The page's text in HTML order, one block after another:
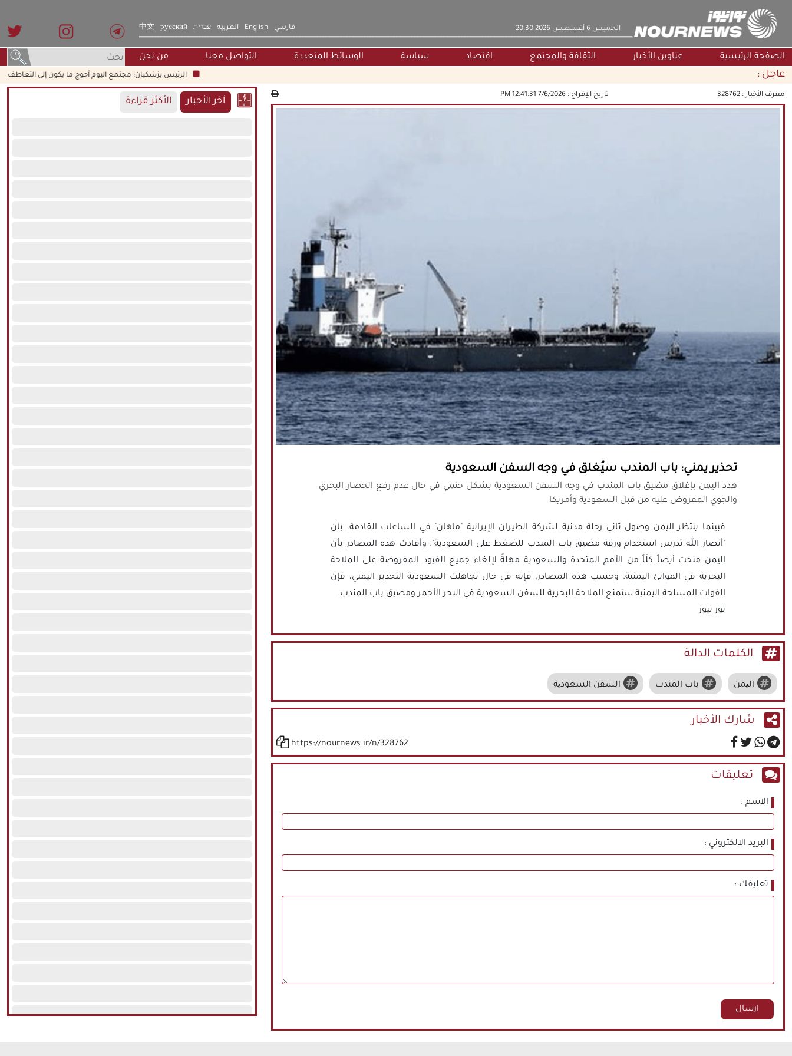
‫‫الخميس‬‬ 6 أغسطس 2026 20:30 فارسي English العربيه עברית русский
中文
الصفحة الرئيسية عناوين الأخبار الثقافة والمجتمع اقتصاد سياسة الوسائط المتعددة التواصل معنا من نحن
عاجل : الرئيس بزشكيان: مجتمع اليوم أحوج ما يكون إلى التعاطف
معرف الأخبار : 328762 تاريخ الإفراج : 7/6/2026 12:41:31 PM
تحذير يمني: باب المندب سيُغلق في وجه السفن السعودية
هدد اليمن بإغلاق مضيق باب المندب في وجه السفن السعودية بشكل حتمي في حال عدم رفع الحصار البحري
والجوي المفروض عليه من قبل السعودية وأمريكا
فبينما ينتظر اليمن وصول ثاني رحلة مدنية لشركة الطيران الإيرانية "ماهان" في الساعات القادمة، بأن
"أنصار الله تدرس استخدام ورقة مضيق باب المندب للضغط على السعودية". وأفادت هذه المصادر بأن
اليمن منحت أيضاً كلّاً من الأمم المتحدة والسعودية مهلةً لإلغاء جميع القيود المفروضة على الملاحة
البحرية في الموانئ اليمنية. وحسب هذه المصادر، فإنه في حال تجاهلت السعودية التحذير اليمني، فإن
القوات المسلحة اليمنية ستمنع الملاحة البحرية للسفن السعودية في البحر الأحمر ومضيق باب المندب.
نور نيوز
الكلمات الدالة
الیمن باب المندب السفن السعودیة
شارك الأخبار
https://nournews.ir/n/328762
تعليقات
الاسم
البريد الالكتروني
تعليقك
آخر الأخبار الأكثر قراءة